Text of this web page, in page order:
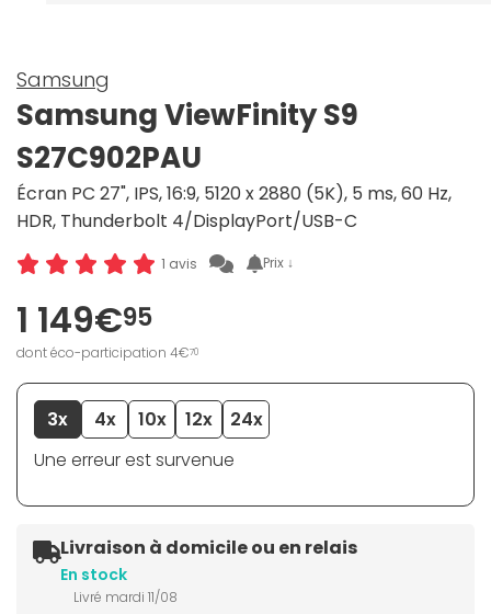
Samsung
Samsung ViewFinity S9
S27C902PAU
Écran PC 27", IPS, 16:9, 5120 x 2880 (5K), 5 ms, 60 Hz,
HDR, Thunderbolt 4/DisplayPort/USB-C
1 avis Prix ↓
1 149€95
dont éco-participation 4€70
3x 4x 10x 12x
24x
Une erreur est survenue
Livraison à domicile ou en relais
En stock
Livré mardi 11/08